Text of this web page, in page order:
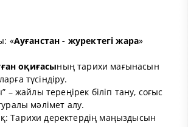
«Ауғанстан - журектегі жара»
оқиғасының тарихи мағынасын
түсіндіру.
– жайлы тереңірек біліп тану, соғыс
мәлімет алу.
Тарихи деректердің маңыздысын